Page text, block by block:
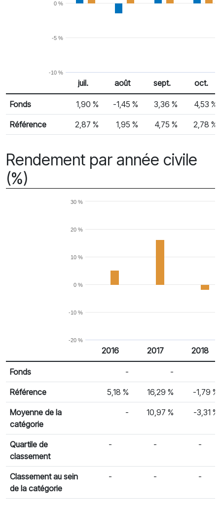
-10 %
-5 %
0 %
Rendement mensuel
% Rendement
juil. août sept. oct.
Fonds 1,90 % -1,45 % 3,36 % 4,53 %
Référence 2,87 % 1,95 % 4,75 % 2,78 %
Rendement par année civile
(%)
-20 %
-10 %
0 %
10 %
20 %
30 %
Rendement par année civile
% Rendement
2016 2017 2018
Fonds - -
Référence 5,18 % 16,29 % -1,79 %
Moyenne de la
catégorie
- 10,97 % -3,31 %
Quartile de
classement
- - -
Classement au sein
de la catégorie
- - -